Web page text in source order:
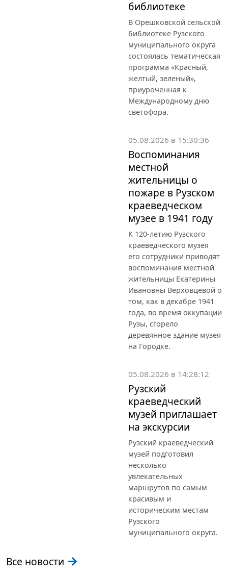
библиотеке
В Орешковской сельской
библиотеке Рузского
муниципального округа
состоялась тематическая
программа «Красный,
желтый, зеленый»,
приуроченная к
Международному дню
светофора.
05.08.2026 в 15:30:36
Воспоминания
местной
жительницы о
пожаре в Рузском
краеведческом
музее в 1941 году
К 120-летию Рузского
краеведческого музея
его сотрудники приводят
воспоминания местной
жительницы Екатерины
Ивановны Верховцевой о
том, как в декабре 1941
года, во время оккупации
Рузы, сгорело
деревянное здание музея
на Городке.
05.08.2026 в 14:28:12
Рузский
краеведческий
музей приглашает
на экскурсии
Рузский краеведческий
музей подготовил
несколько
увлекательных
маршрутов по самым
красивым и
историческим местам
Рузского
муниципального округа.
Все новости